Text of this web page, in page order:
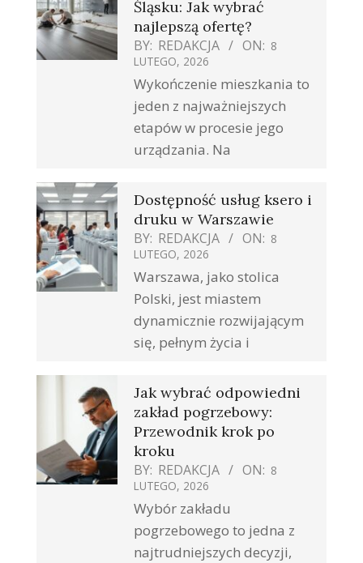
Śląsku: Jak wybrać
najlepszą ofertę?
BY: REDAKCJA ON: 8
LUTEGO, 2026
Wykończenie mieszkania to
jeden z najważniejszych
etapów w procesie jego
urządzania. Na
Dostępność usług ksero i
druku w Warszawie
BY: REDAKCJA ON: 8
LUTEGO, 2026
Warszawa, jako stolica
Polski, jest miastem
dynamicznie rozwijającym
się, pełnym życia i
Jak wybrać odpowiedni
zakład pogrzebowy:
Przewodnik krok po
kroku
BY: REDAKCJA ON: 8
LUTEGO, 2026
Wybór zakładu
pogrzebowego to jedna z
najtrudniejszych decyzji,